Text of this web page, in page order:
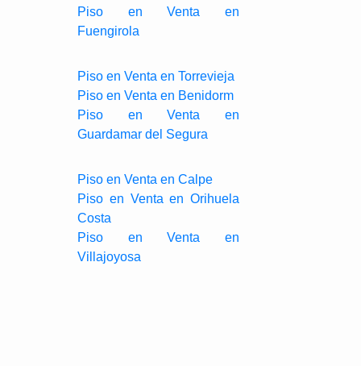
Piso en Venta en
Fuengirola
Piso en Venta en Torrevieja
Piso en Venta en Benidorm
Piso en Venta en
Guardamar del Segura
Piso en Venta en Calpe
Piso en Venta en Orihuela
Costa
Piso en Venta en
Villajoyosa